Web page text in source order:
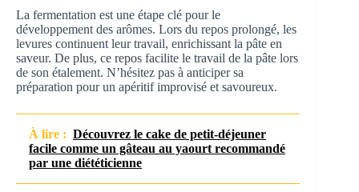
La fermentation est une étape clé pour le
développement des arômes. Lors du repos prolongé, les
levures continuent leur travail, enrichissant la pâte en
saveur. De plus, ce repos facilite le travail de la pâte lors
de son étalement. N’hésitez pas à anticiper sa
préparation pour un apéritif improvisé et savoureux.
À lire : Découvrez le cake de petit-déjeuner
facile comme un gâteau au yaourt recommandé
par une diététicienne